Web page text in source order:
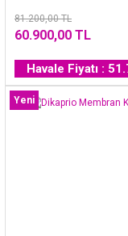
81.200,00 TL
60.900,00 TL
Havale Fiyatı :
Yeni